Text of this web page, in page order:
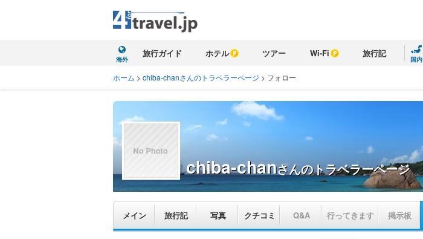
海外
旅行ガイド ホテル ツアー Wi-Fi 旅行記
国内
ホーム > chiba-chanさんのトラベラーページ > フォロー
chiba-chanさんのトラベラーページ
メイン 旅行記 写真 クチコミ Q&A 行ってきます 掲示板